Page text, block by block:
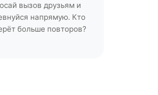
вызов друзьям и
напрямую. Кто
больше повторов?